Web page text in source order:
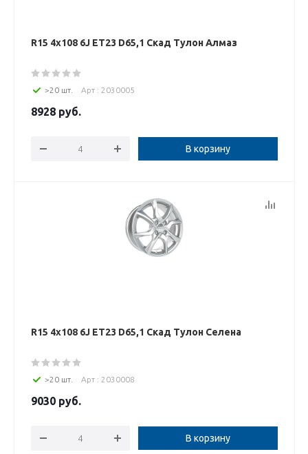
R15 4x108 6J ET23 D65,1 Скад Тулон Алмаз
>20 шт. Арт : 2030005
8928 руб.
В корзину
R15 4x108 6J ET23 D65,1 Скад Тулон Селена
>20 шт. Арт : 2030008
9030 руб.
В корзину